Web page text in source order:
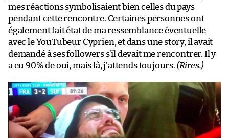
mes réactions symbolisaient bien celles du pays
pendant cette rencontre. Certaines personnes ont
également fait état de ma ressemblance éventuelle
avec le YouTubeur Cyprien, et dans une story, il avait
demandé à ses followers s’il devait me rencontrer. Il y
a eu 90% de oui, mais là, j’attends toujours. (Rires.)